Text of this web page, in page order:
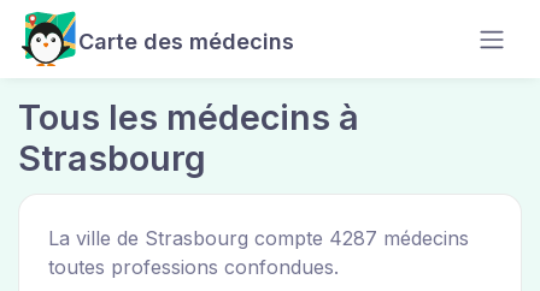
Carte des médecins
Tous les médecins à
Strasbourg
La ville de Strasbourg compte 4287 médecins
toutes professions confondues.